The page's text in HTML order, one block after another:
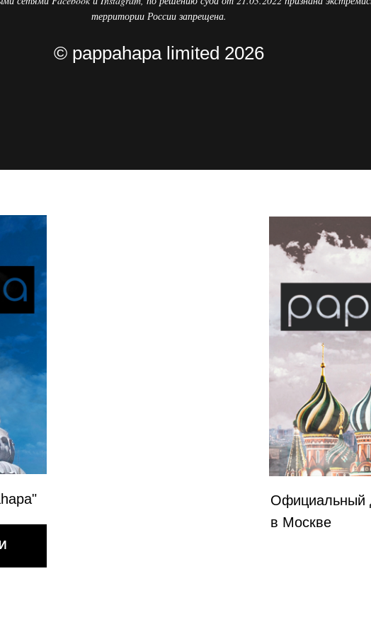
территории России запрещена.
© pappahapa limited 2026
Официальный